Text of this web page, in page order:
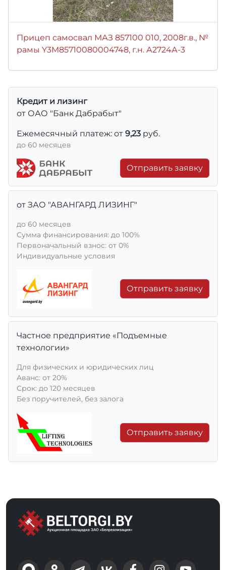
Прицеп самосвал МАЗ 857100 010, 2008г.в., №
рамы Y3M85710080004748, г.н. А2724А-3
Кредит и лизинг
от ОАО "Банк Дабрабыт"
Ежемесячный платеж: от 9,23 руб.
до 60 месяцев
Отправить заявку
от ЗАО "АВАНГАРД ЛИЗИНГ"
до 60 месяцев
Сумма финансирования: до 100%
Первоначальный взнос: от 0%
Индивидуальные условия
Отправить заявку
Частное предприятие «Подъемные
технологии»
Для физических и юридических лиц
Aванс: от 20%
Срок: до 120 месяцев
Без поручителей, без залога
Отправить заявку